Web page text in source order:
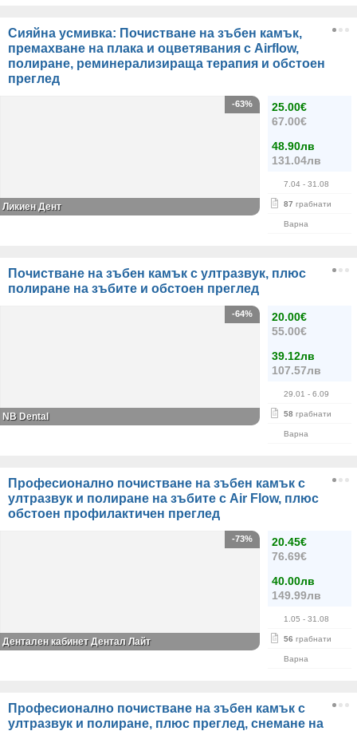
Сияйна усмивка: Почистване на зъбен камък,
премахване на плака и оцветявания с Airflow,
полиране, реминерализираща терапия и обстоен
преглед
25.00€
67.00€
48.90лв
131.04лв
7.04 - 31.08
87 грабнати
Варна
-63%
Ликиен Дент
Почистване на зъбен камък с ултразвук, плюс
полиране на зъбите и обстоен преглед
20.00€
55.00€
39.12лв
107.57лв
29.01 - 6.09
58 грабнати
Варна
-64%
NB Dental
Професионално почистване на зъбен камък с
ултразвук и полиране на зъбите с Air Flow, плюс
обстоен профилактичен преглед
20.45€
76.69€
40.00лв
149.99лв
1.05 - 31.08
56 грабнати
Варна
-73%
Дентален кабинет Дентал Лайт
Професионално почистване на зъбен камък с
ултразвук и полиране, плюс преглед, снемане на